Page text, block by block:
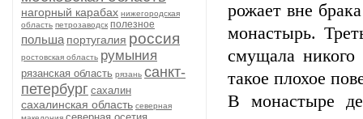
нагорный карабах нижегородская
область петрозаводск полезное
польша португалия россия
ростовская область румыния
рязанская область рязань санкт-
петербург сахалин
сахалинская область северная
рожает вне
монастырь.
смущала
такое плохое
В монастыре